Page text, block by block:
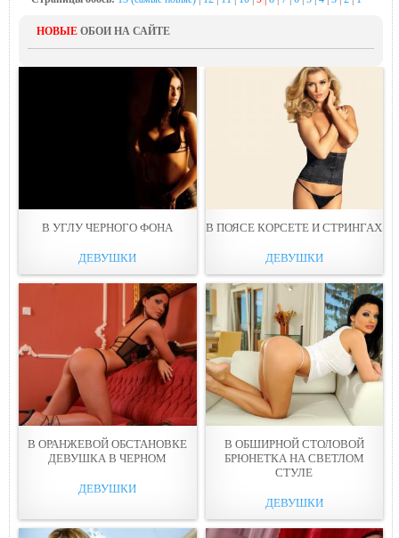
НОВЫЕ ОБОИ НА САЙТЕ
В УГЛУ ЧEPНОГО ФОНА
ДЕВУШКИ
В ПОЯСЕ КОРСEТЕ И СТРИНГАХ
ДЕВУШКИ
В ОРАНЖЕВОЙ ОБСТАНОВКЕ
ДЕВУШКА В ЧEРНОМ
ДЕВУШКИ
В ОБШИРНОЙ СТОЛОВОЙ
БРЮНEТКА НА СВЕТЛОМ
СТУЛЕ
ДЕВУШКИ